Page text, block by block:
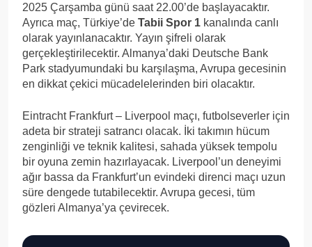
2025 Çarşamba günü saat 22.00’de başlayacaktır.
Ayrıca maç, Türkiye’de Tabii Spor 1 kanalında canlı
olarak yayınlanacaktır. Yayın şifreli olarak
gerçekleştirilecektir. Almanya’daki Deutsche Bank
Park stadyumundaki bu karşılaşma, Avrupa gecesinin
en dikkat çekici mücadelelerinden biri olacaktır.
Eintracht Frankfurt – Liverpool maçı, futbolseverler için
adeta bir strateji satrancı olacak. İki takımın hücum
zenginliği ve teknik kalitesi, sahada yüksek tempolu
bir oyuna zemin hazırlayacak. Liverpool’un deneyimi
ağır bassa da Frankfurt’un evindeki direnci maçı uzun
süre dengede tutabilecektir. Avrupa gecesi, tüm
gözleri Almanya’ya çevirecek.